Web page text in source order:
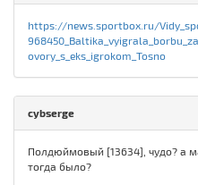
https://news.sportbox.ru/
ovory_s_eks_igrokom_Tosno
cybserge
Полдюймовый [13634], чудо? а
тогда было?